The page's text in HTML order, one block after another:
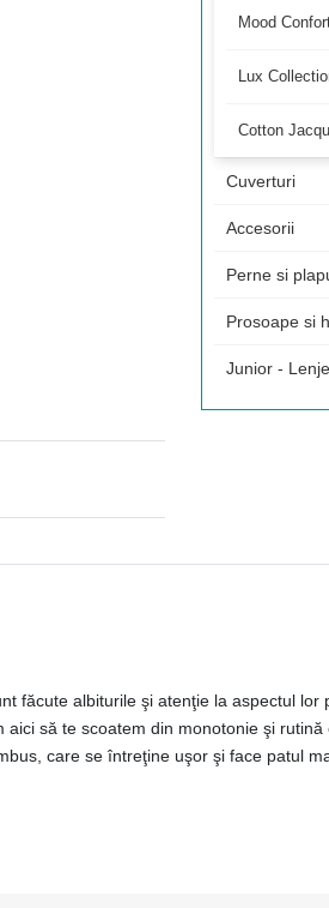
Mood
Lux
Cotton
Cuverturi
Accesorii
Perne si
Prosoape si
Junior -
făcute albiturile şi atenţie la aspectul lor
să te scoatem din monotonie şi
care se întreţine uşor şi face patul